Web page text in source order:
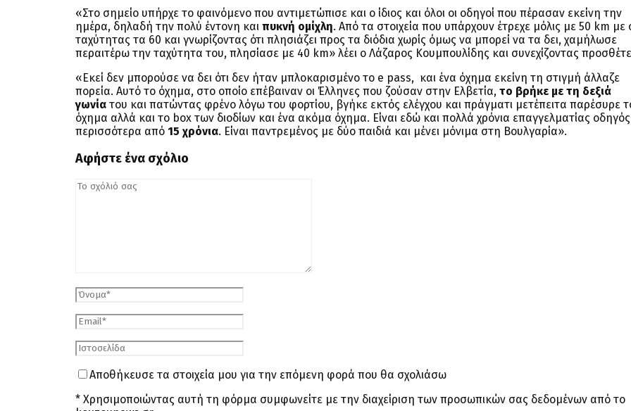
«Στο σημείο υπήρχε το φαινόμενο που αντιμετώπισε και ο ίδιος και όλοι οι οδηγοί που πέρασαν εκείνη την
ημέρα, δηλαδή την πολύ έντονη και πυκνή ομίχλη. Από τα στοιχεία που υπάρχουν έτρεχε μόλις με 50 km με
ταχύτητας τα 60 και γνωρίζοντας ότι πλησιάζει προς τα διόδια χωρίς όμως να μπορεί να τα δει, χαμήλωσε
περαιτέρω την ταχύτητα του, πλησίασε με 40 km» λέει ο Λάζαρος Κουμπουλίδης και συνεχίζοντας
«Εκεί δεν μπορούσε να δει ότι δεν ήταν μπλοκαρισμένο το e pass, και ένα όχημα εκείνη τη στιγμή άλλαζε
πορεία. Αυτό το όχημα, στο οποίο επέβαιναν οι Έλληνες που ζούσαν στην Ελβετία, το βρήκε με τη δεξιά
γωνία του και πατώντας φρένο λόγω του φορτίου, βγήκε εκτός ελέγχου και πράγματι μετέπειτα παρέσυρε
όχημα αλλά και το box των διοδίων και ένα ακόμα όχημα. Είναι εδώ και πολλά χρόνια επαγγελματίας
περισσότερα από 15 χρόνια. Είναι παντρεμένος με δύο παιδιά και μένει μόνιμα στη Βουλγαρία».
Αφήστε ένα σχόλιο
Αποθήκευσε τα στοιχεία μου για την επόμενη φορά που θα σχολιάσω
* Χρησιμοποιώντας αυτή τη φόρμα συμφωνείτε με την διαχείριση των προσωπικών σας δεδομένων από το